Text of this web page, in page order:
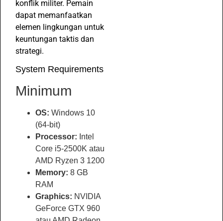
konflik militer. Pemain
dapat memanfaatkan
elemen lingkungan untuk
keuntungan taktis dan
strategi.
System Requirements
Minimum
OS: Windows 10
(64-bit)
Processor: Intel
Core i5-2500K atau
AMD Ryzen 3 1200
Memory: 8 GB
RAM
Graphics: NVIDIA
GeForce GTX 960